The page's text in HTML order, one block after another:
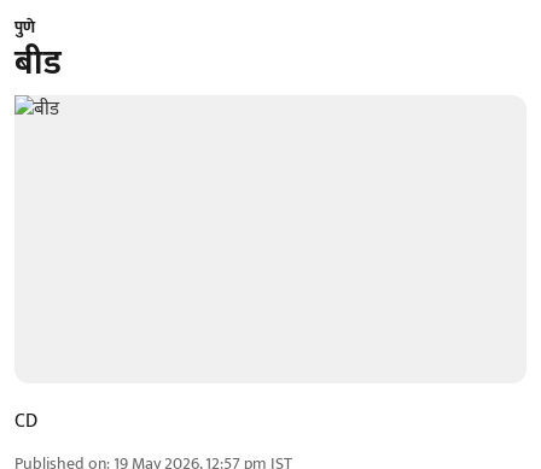
पुणे
बीड
CD
Published on:19 May 2026, 12:57 pm IST